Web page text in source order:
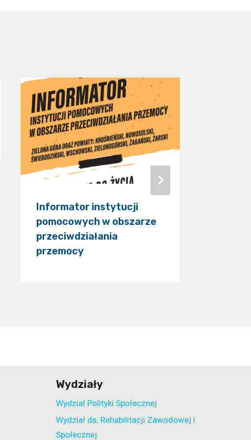
Informator instytucji
pomocowych w obszarze
przeciwdziałania
przemocy
Wydziały
Wydział Polityki Społecznej
Wydział ds. Rehabilitacji Zawodowej i
Społecznej